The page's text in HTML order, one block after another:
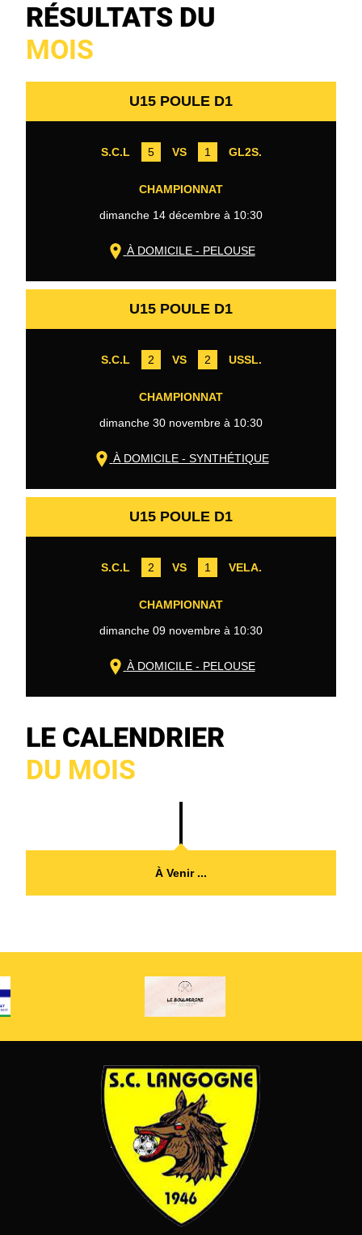
RÉSULTATS DU
MOIS
U15 POULE D1
S.C.L 5 VS 1 GL2S.
CHAMPIONNAT
dimanche 14 décembre à 10:30
À DOMICILE - PELOUSE
U15 POULE D1
S.C.L 2 VS 2 USSL.
CHAMPIONNAT
dimanche 30 novembre à 10:30
À DOMICILE - SYNTHÉTIQUE
U15 POULE D1
S.C.L 2 VS 1 VELA.
CHAMPIONNAT
dimanche 09 novembre à 10:30
À DOMICILE - PELOUSE
LE CALENDRIER
DU MOIS
À Venir ...